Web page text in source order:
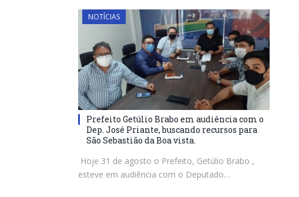
NOTÍCIAS
Prefeito Getúlio Brabo em audiência com o
Dep. José Priante, buscando recursos para
São Sebastião da Boa vista.
Hoje 31 de agosto o Prefeito, Getúlio Brabo ,
esteve em audiência com o Deputado…